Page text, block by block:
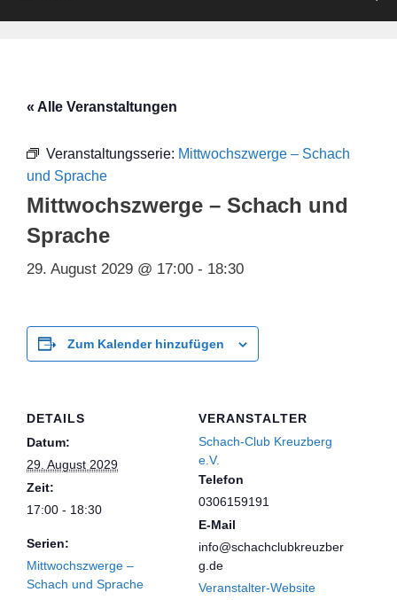
« Alle Veranstaltungen
Veranstaltungsserie: Mittwochszwerge – Schach
und Sprache
Mittwochszwerge – Schach und
Sprache
29. August 2029 @ 17:00 - 18:30
Zum Kalender hinzufügen
DETAILS
Datum:
29. August 2029
Zeit:
17:00 - 18:30
Serien:
Mittwochszwerge –
Schach und Sprache
VERANSTALTER
Schach-Club Kreuzberg
e.V.
Telefon
0306159191
E-Mail
info@schachclubkreuzber
g.de
Veranstalter-Website